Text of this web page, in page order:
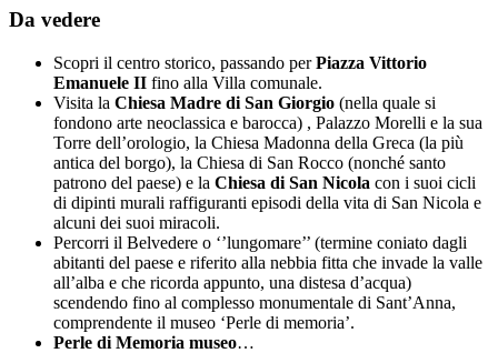
Da vedere
Scopri il centro storico, passando perPiazza Vittorio
Emanuele II fino alla Villa comunale.
Visita la Chiesa Madre di San Giorgio (nella quale si
fondono arte neoclassica e barocca) , Palazzo Morelli e la sua
Torre dell’orologio, la Chiesa Madonna della Greca (la più
antica del borgo), la Chiesa di San Rocco (nonché santo
patrono del paese) e la Chiesa di San Nicola con i suoi cicli
di dipinti murali raffiguranti episodi della vita di San Nicola e
alcuni dei suoi miracoli.
Percorri il Belvedere o ‘’lungomare’’ (termine coniato dagli
abitanti del paese e riferito alla nebbia fitta che invade la valle
all’alba e che ricorda appunto, una distesa d’acqua)
scendendo fino al complesso monumentale di Sant’Anna,
comprendente il museo ‘Perle di memoria’.
Perle di Memoria museo…